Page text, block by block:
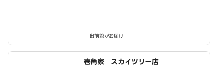
出前館がお届け
壱角家 スカイツリー店